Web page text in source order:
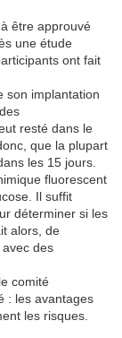
être approuvé
une étude
ont fait
son implantation
resté dans le
que la plupart
les 15 jours.
fluorescent
Il suffit
déterminer si les
alors, de
avec des
comité
: les avantages
les risques.